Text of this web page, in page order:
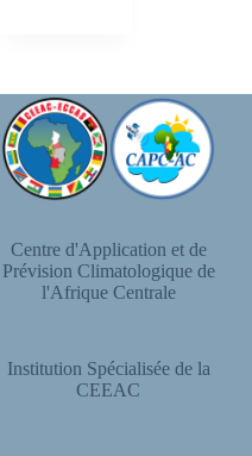
Centre d'Application et de
Prévision Climatologique de
l'Afrique Centrale
Institution Spécialisée de la
CEEAC